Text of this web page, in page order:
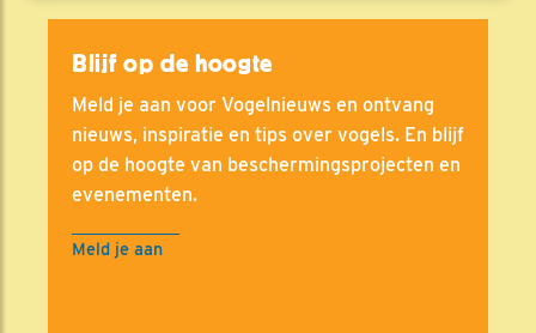
Blijf op de hoogte
Meld je aan voor Vogelnieuws en ontvang
nieuws, inspiratie en tips over vogels. En blijf
op de hoogte van beschermingsprojecten en
evenementen.
Meld je aan